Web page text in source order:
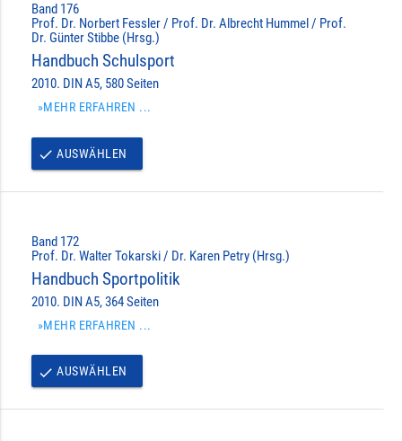
Band 176
Prof. Dr. Norbert Fessler / Prof. Dr. Albrecht Hummel / Prof.
Dr. Günter Stibbe (Hrsg.)
Handbuch Schulsport
2010. DIN A5, 580 Seiten
»MEHR ERFAHREN ...
done AUSWÄHLEN
Band 172
Prof. Dr. Walter Tokarski / Dr. Karen Petry (Hrsg.)
Handbuch Sportpolitik
2010. DIN A5, 364 Seiten
»MEHR ERFAHREN ...
done AUSWÄHLEN